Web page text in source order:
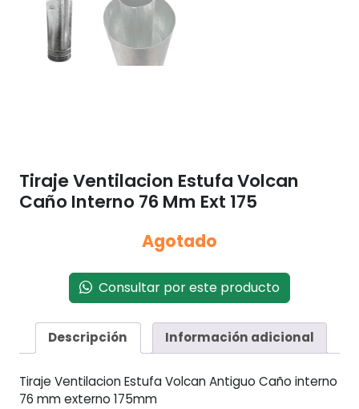
Tiraje Ventilacion Estufa Volcan
Caño Interno 76 Mm Ext 175
Agotado
Consultar por este producto
Descripción Información adicional
Tiraje Ventilacion Estufa Volcan Antiguo Caño interno
76 mm externo 175mm